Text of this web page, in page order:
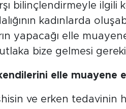
bilinçlendirmeyle ilgili
kadınlarda
yapacağı elle
bize gelmesi
elle muayene
ve erken tedavinin